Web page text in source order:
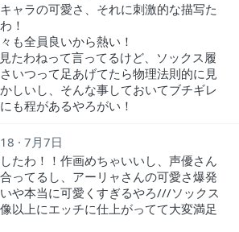
ャラの可愛さ、それに刺激的な描写た
！
も全員良いから熱い！
たわねって言ってるけど、ソックス履
いつって足あげてたら物理法則的に見
しいし、そんな事しておいてブチギレ
も程があるやろがい！
7月7日
たわ！！作画めちゃいいし、声優さん
ってるし、アーリャさんの可愛さ爆発
や本当に可愛くすぎるやろ///ソックス
以上にエッチに仕上がってて大変満足